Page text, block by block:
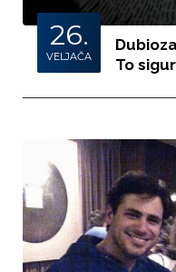
26.
VELJAČA
To